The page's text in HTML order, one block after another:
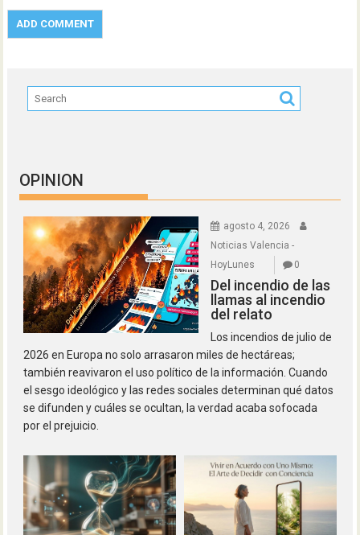
OPINION
agosto 4, 2026
Noticias Valencia -
HoyLunes
0
Del incendio de las
llamas al incendio
del relato
Los incendios de julio de
2026 en Europa no solo arrasaron miles de hectáreas;
también reavivaron el uso político de la información. Cuando
el sesgo ideológico y las redes sociales determinan qué datos
se difunden y cuáles se ocultan, la verdad acaba sofocada
por el prejuicio.